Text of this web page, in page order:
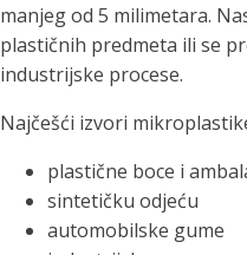
manjeg od 5 milimetara.
plastičnih predmeta ili se
industrijske procese.
Najčešći izvori
plastične boce i
sintetičku odjeću
automobilske gume